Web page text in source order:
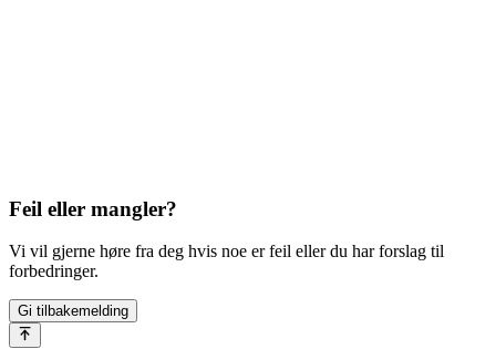
Feil eller mangler?
Vi vil gjerne høre fra deg hvis noe er feil eller du har forslag til
forbedringer.
Gi tilbakemelding